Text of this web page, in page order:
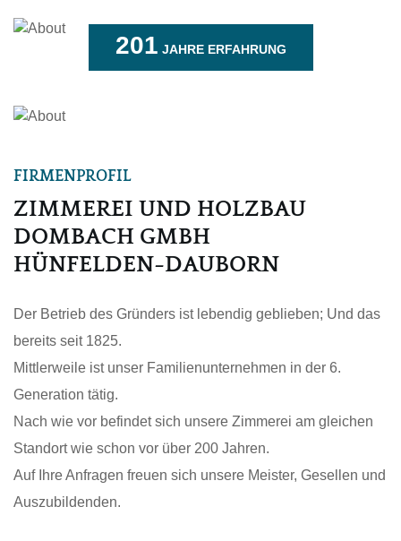
201 JAHRE ERFAHRUNG
FIRMENPROFIL
ZIMMEREI UND HOLZBAU
DOMBACH GMBH
HÜNFELDEN-DAUBORN
Der Betrieb des Gründers ist lebendig geblieben; Und das
bereits seit 1825.
Mittlerweile ist unser Familienunternehmen in der 6.
Generation tätig.
Nach wie vor befindet sich unsere Zimmerei am gleichen
Standort wie schon vor über 200 Jahren.
Auf Ihre Anfragen freuen sich unsere Meister, Gesellen und
Auszubildenden.